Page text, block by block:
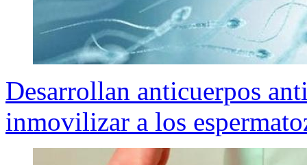
Desarrollan anticuerpos
inmovilizar a los